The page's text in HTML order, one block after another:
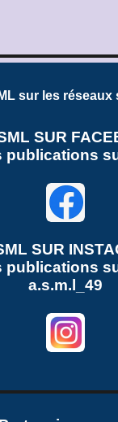
sur les réseaux
SUR
publications
SUR
publications
a.s.m.l_49